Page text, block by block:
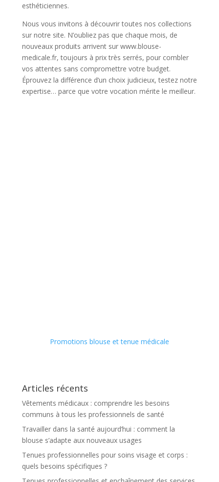
esthéticiennes.
Nous vous invitons à découvrir toutes nos collections
sur notre site. N’oubliez pas que chaque mois, de
nouveaux produits arrivent sur www.blouse-
medicale.fr, toujours à prix très serrés, pour combler
vos attentes sans compromettre votre budget.
Éprouvez la différence d’un choix judicieux, testez notre
expertise… parce que votre vocation mérite le meilleur.
Promotions blouse et tenue médicale
Articles récents
Vêtements médicaux : comprendre les besoins
communs à tous les professionnels de santé
Travailler dans la santé aujourd’hui : comment la
blouse s’adapte aux nouveaux usages
Tenues professionnelles pour soins visage et corps :
quels besoins spécifiques ?